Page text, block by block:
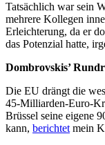
Tatsächlich war sein
mehrere Kollegen
Erleichterung, da er
das Potenzial hatte,
Dombrovskis’
Die EU drängt die
45-Milliarden-Euro-
Brüssel seine eigene
kann, berichtet mein